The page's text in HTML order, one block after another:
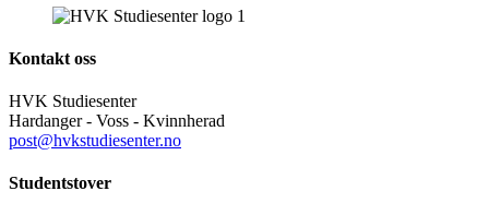
Kontakt oss
HVK Studiesenter
Hardanger - Voss - Kvinnherad
post@hvkstudiesenter.no
Studentstover